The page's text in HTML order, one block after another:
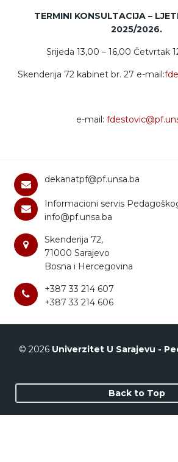
TERMINI KONSULTACIJA –
2025/2026.
Srijeda 13,00 – 16,00 Četvrtak
Skenderija 72 kabinet br. 27 e-mail:
e-mail:
dekanatpf@pf.unsa.ba
Informacioni servis
info@pf.unsa.ba
Skenderija 72,
71000 Sarajevo
Bosna i Hercegovina
+387 33 214 607
+387 33 214 606
© 2026 Univerzitet U Sarajevu -
Back to Top